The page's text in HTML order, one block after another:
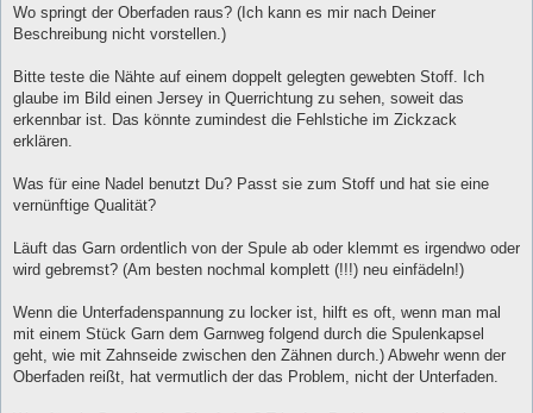
i
r
Wo springt der Oberfaden raus? (Ich kann es mir nach Deiner
Beschreibung nicht vorstellen.)
Bitte teste die Nähte auf einem doppelt gelegten gewebten Stoff. Ich
glaube im Bild einen Jersey in Querrichtung zu sehen, soweit das
erkennbar ist. Das könnte zumindest die Fehlstiche im Zickzack
erklären.
Was für eine Nadel benutzt Du? Passt sie zum Stoff und hat sie eine
vernünftige Qualität?
Läuft das Garn ordentlich von der Spule ab oder klemmt es irgendwo oder
wird gebremst? (Am besten nochmal komplett (!!!) neu einfädeln!)
Wenn die Unterfadenspannung zu locker ist, hilft es oft, wenn man mal
mit einem Stück Garn dem Garnweg folgend durch die Spulenkapsel
geht, wie mit Zahnseide zwischen den Zähnen durch.) Abwehr wenn der
Oberfaden reißt, hat vermutlich der das Problem, nicht der Unterfaden.